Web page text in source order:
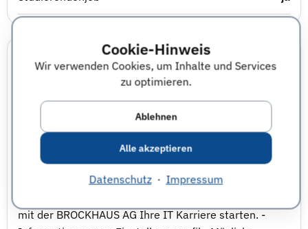
Cookie-Hinweis
Wir verwenden Cookies, um Inhalte und Services
zu optimieren.
Ablehnen
Alle akzeptieren
Datenschutz· Impressum
Informationen zu den Einstiegs- und
Entwicklungsmöglichkeiten
arbeiten in unserer Geschäftstelle am Standort
Dortmund. Hier werden Sie von Anfang an in echt
Projekte mit eingebunden.
Nach dem Studium: Wir freuen uns wenn unsere
Studis und Praktikanten auch nach Ihrem Abschluß
mit der BROCKHAUS AG Ihre IT Karriere starten. -